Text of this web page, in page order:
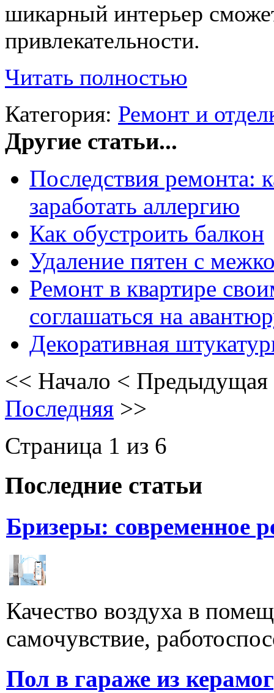
шикарный интерьер
привлекательности.
Читать полностью
Категория: Ремонт и
Другие статьи...
Последствия ремонта:
заработать аллергию
Как обустроить балкон
Удаление пятен с
Ремонт в квартире
соглашаться на
Декоративная
<< Начало < Предыдущая
Последняя >>
Страница 1 из 6
Последние статьи
Бризеры: современное
Качество воздуха в
самочувствие,
Пол в гараже из